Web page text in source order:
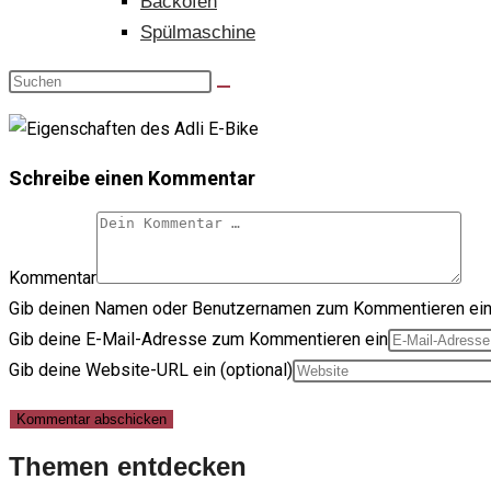
Spülmaschine
Schreibe einen Kommentar
Kommentar
Gib deinen Namen oder Benutzernamen zum Kommentieren ein
Gib deine E-Mail-Adresse zum Kommentieren ein
Gib deine Website-URL ein (optional)
Themen entdecken